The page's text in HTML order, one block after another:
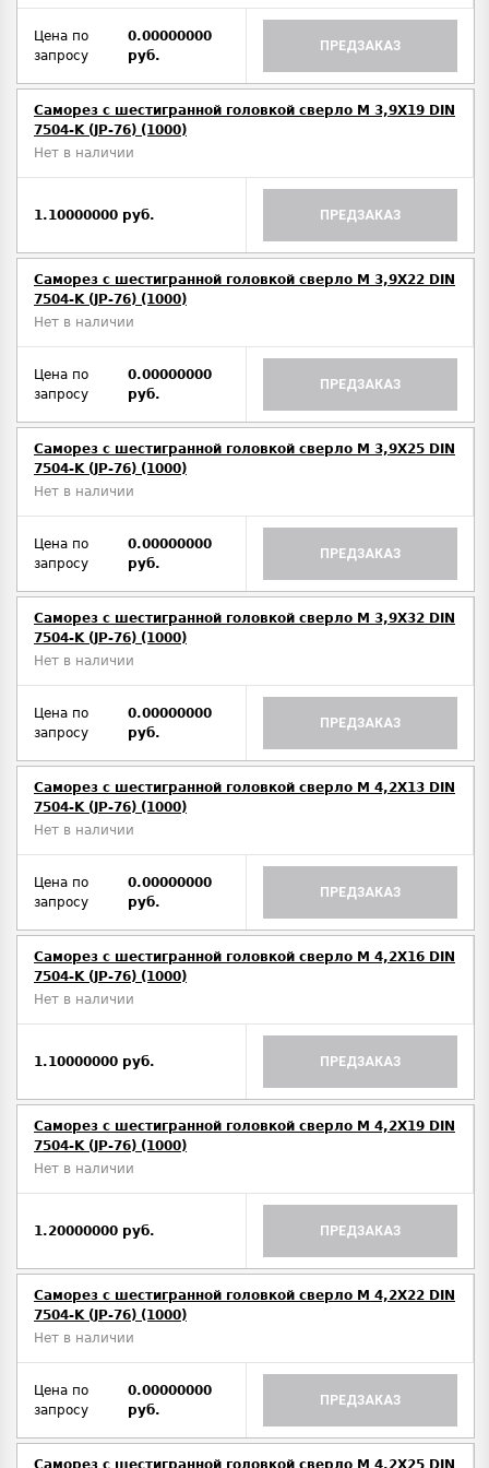
Цена по
запросу
0.00000000
руб.
ПРЕДЗАКАЗ
Саморез с шестигранной головкой сверло М 3,9Х19 DIN
7504-K (JP-76) (1000)
Нет в наличии
1.10000000 руб. ПРЕДЗАКАЗ
Саморез с шестигранной головкой сверло М 3,9Х22 DIN
7504-K (JP-76) (1000)
Нет в наличии
Цена по
запросу
0.00000000
руб.
ПРЕДЗАКАЗ
Саморез с шестигранной головкой сверло М 3,9Х25 DIN
7504-K (JP-76) (1000)
Нет в наличии
Цена по
запросу
0.00000000
руб.
ПРЕДЗАКАЗ
Саморез с шестигранной головкой сверло М 3,9Х32 DIN
7504-K (JP-76) (1000)
Нет в наличии
Цена по
запросу
0.00000000
руб.
ПРЕДЗАКАЗ
Саморез с шестигранной головкой сверло М 4,2Х13 DIN
7504-K (JP-76) (1000)
Нет в наличии
Цена по
запросу
0.00000000
руб.
ПРЕДЗАКАЗ
Саморез с шестигранной головкой сверло М 4,2Х16 DIN
7504-K (JP-76) (1000)
Нет в наличии
1.10000000 руб. ПРЕДЗАКАЗ
Саморез с шестигранной головкой сверло М 4,2Х19 DIN
7504-K (JP-76) (1000)
Нет в наличии
1.20000000 руб. ПРЕДЗАКАЗ
Саморез с шестигранной головкой сверло М 4,2Х22 DIN
7504-K (JP-76) (1000)
Нет в наличии
Цена по
запросу
0.00000000
руб.
ПРЕДЗАКАЗ